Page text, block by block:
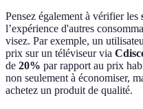
Pensez également à vérifier les
l’expérience d'autres
visez. Par exemple, un
prix sur un téléviseur via
de 20% par rapport au prix
non seulement à économiser,
achetez un produit de qualité.